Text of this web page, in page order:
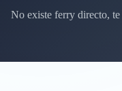
No existe ferry directo,